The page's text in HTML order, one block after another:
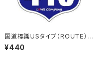
国道標識USタイプ（ROUTE）ス
テッカー 410号線
¥440